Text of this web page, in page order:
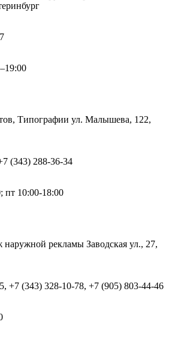
Типографии ул. Малышева, 122,
(343) 288-36-34
пт 10:00-18:00
наружной рекламы Заводская ул., 27,
+7 (343) 328-10-78, +7 (905) 803-44-46